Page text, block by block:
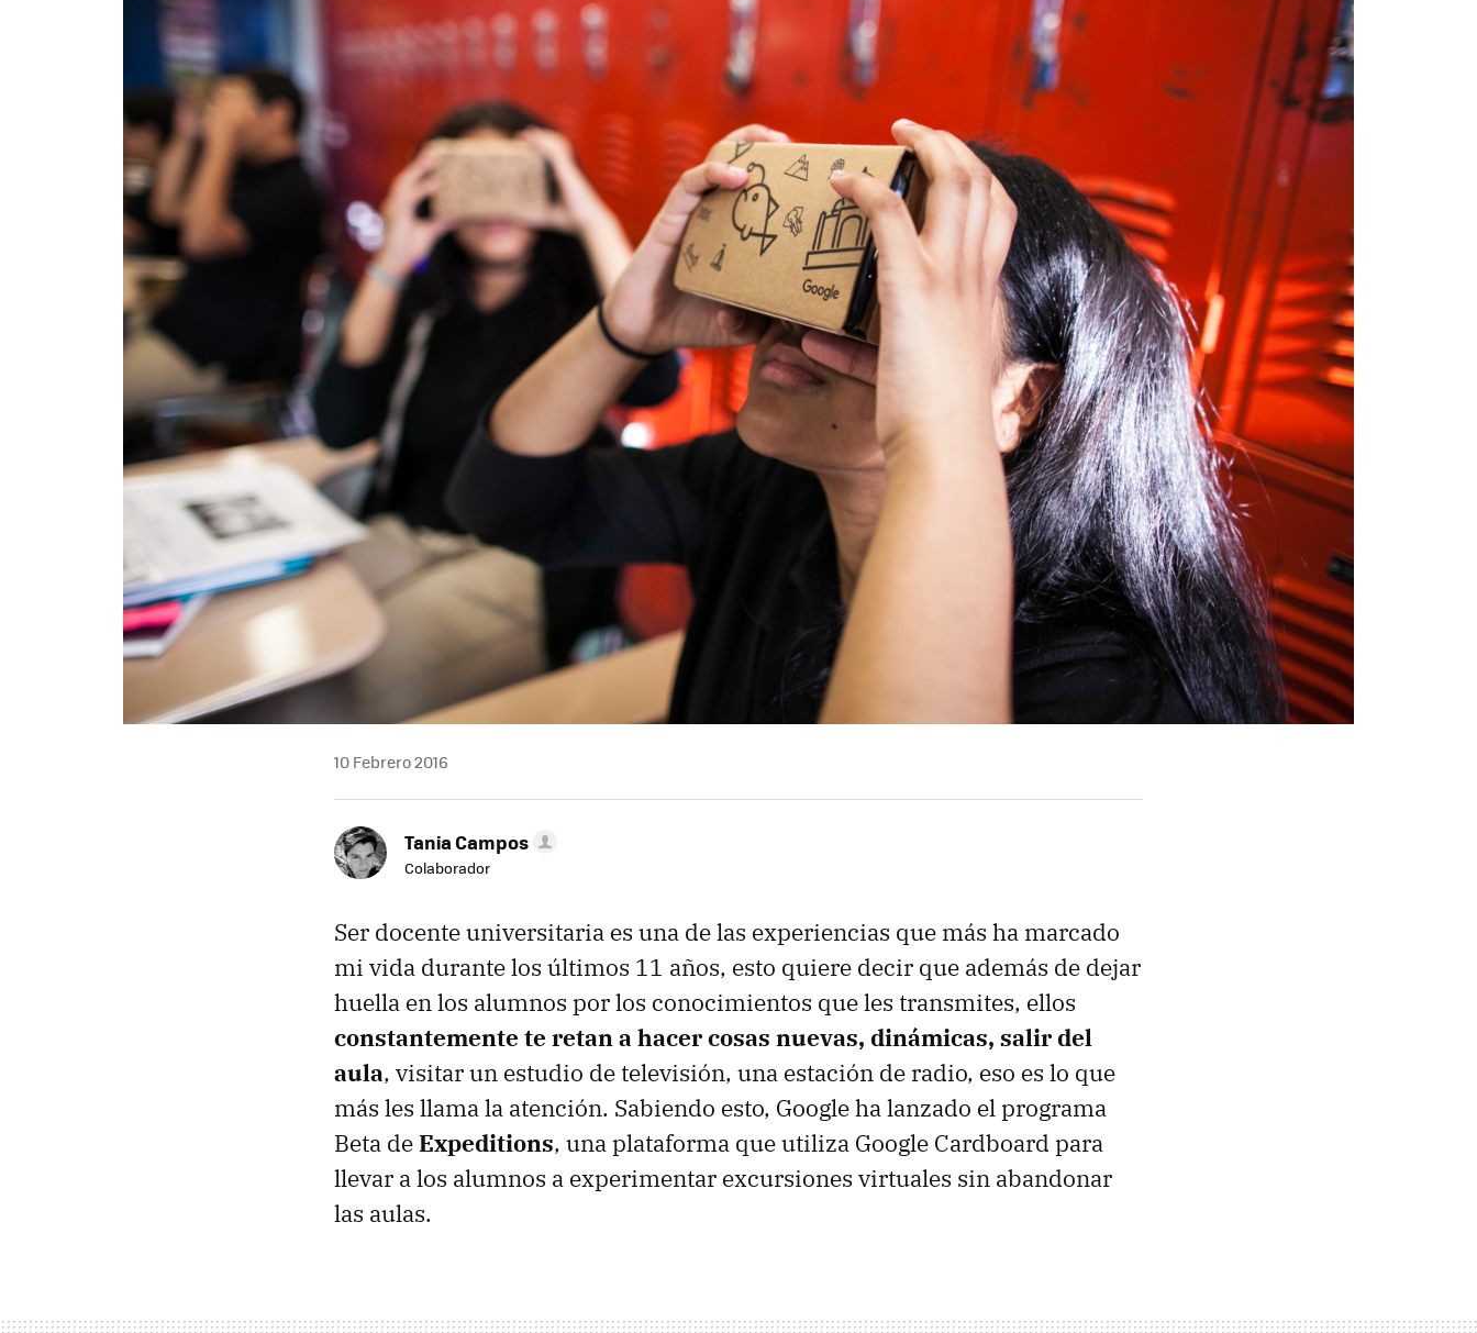
10 Febrero 2016
Tania Campos
Colaborador
Ser docente universitaria es una de las experiencias que más ha marcado
mi vida durante los últimos 11 años, esto quiere decir que además de dejar
huella en los alumnos por los conocimientos que les transmites, ellos
constantemente te retan a hacer cosas nuevas, dinámicas, salir del
aula, visitar un estudio de televisión, una estación de radio, eso es lo que
más les llama la atención. Sabiendo esto, Google ha lanzado el programa
Beta deExpeditions, una plataforma que utiliza Google Cardboard para
llevar a los alumnos a experimentar excursiones virtuales sin abandonar
las aulas.